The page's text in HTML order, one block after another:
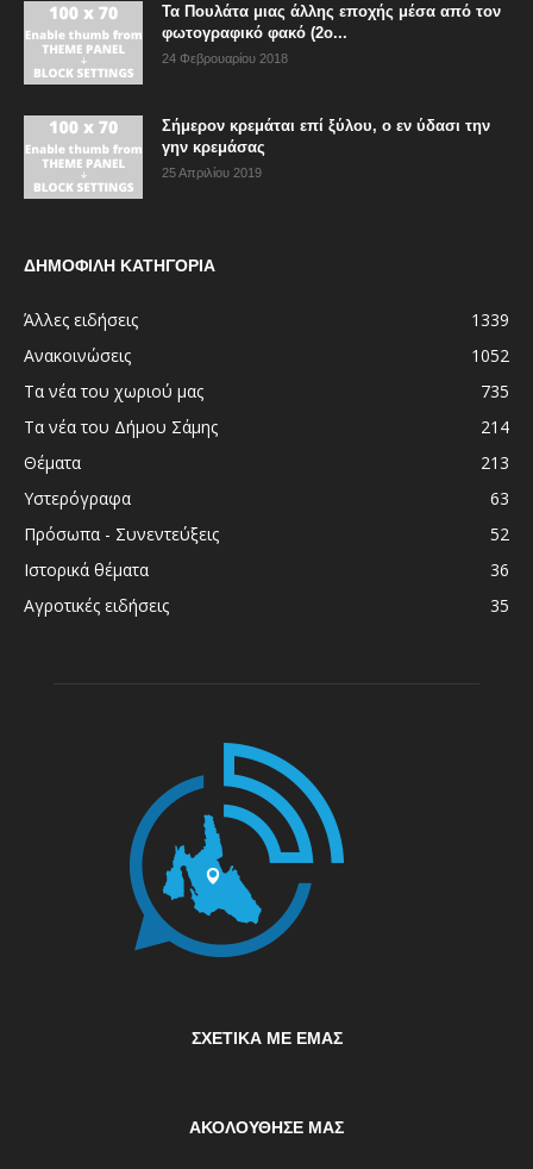
Τα Πουλάτα μιας άλλης εποχής μέσα από τον
φωτογραφικό φακό (2ο...
24 Φεβρουαρίου 2018
Σήμερον κρεμάται επί ξύλου, ο εν ύδασι την
γην κρεμάσας
25 Απριλίου 2019
ΔΗΜΟΦΙΛΗ ΚΑΤΗΓΟΡΙΑ
Άλλες ειδήσεις
1339
Ανακοινώσεις
1052
Τα νέα του χωριού μας
735
Τα νέα του Δήμου Σάμης
214
Θέματα
213
Υστερόγραφα
63
Πρόσωπα - Συνεντεύξεις
52
Ιστορικά θέματα
36
Αγροτικές ειδήσεις
35
ΣΧΕΤΙΚΆ ΜΕ ΕΜΆΣ
ΑΚΟΛΟΥΘΗΣΕ ΜΑΣ